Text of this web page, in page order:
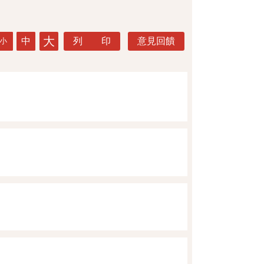
小 中 大 列 印 意見回饋